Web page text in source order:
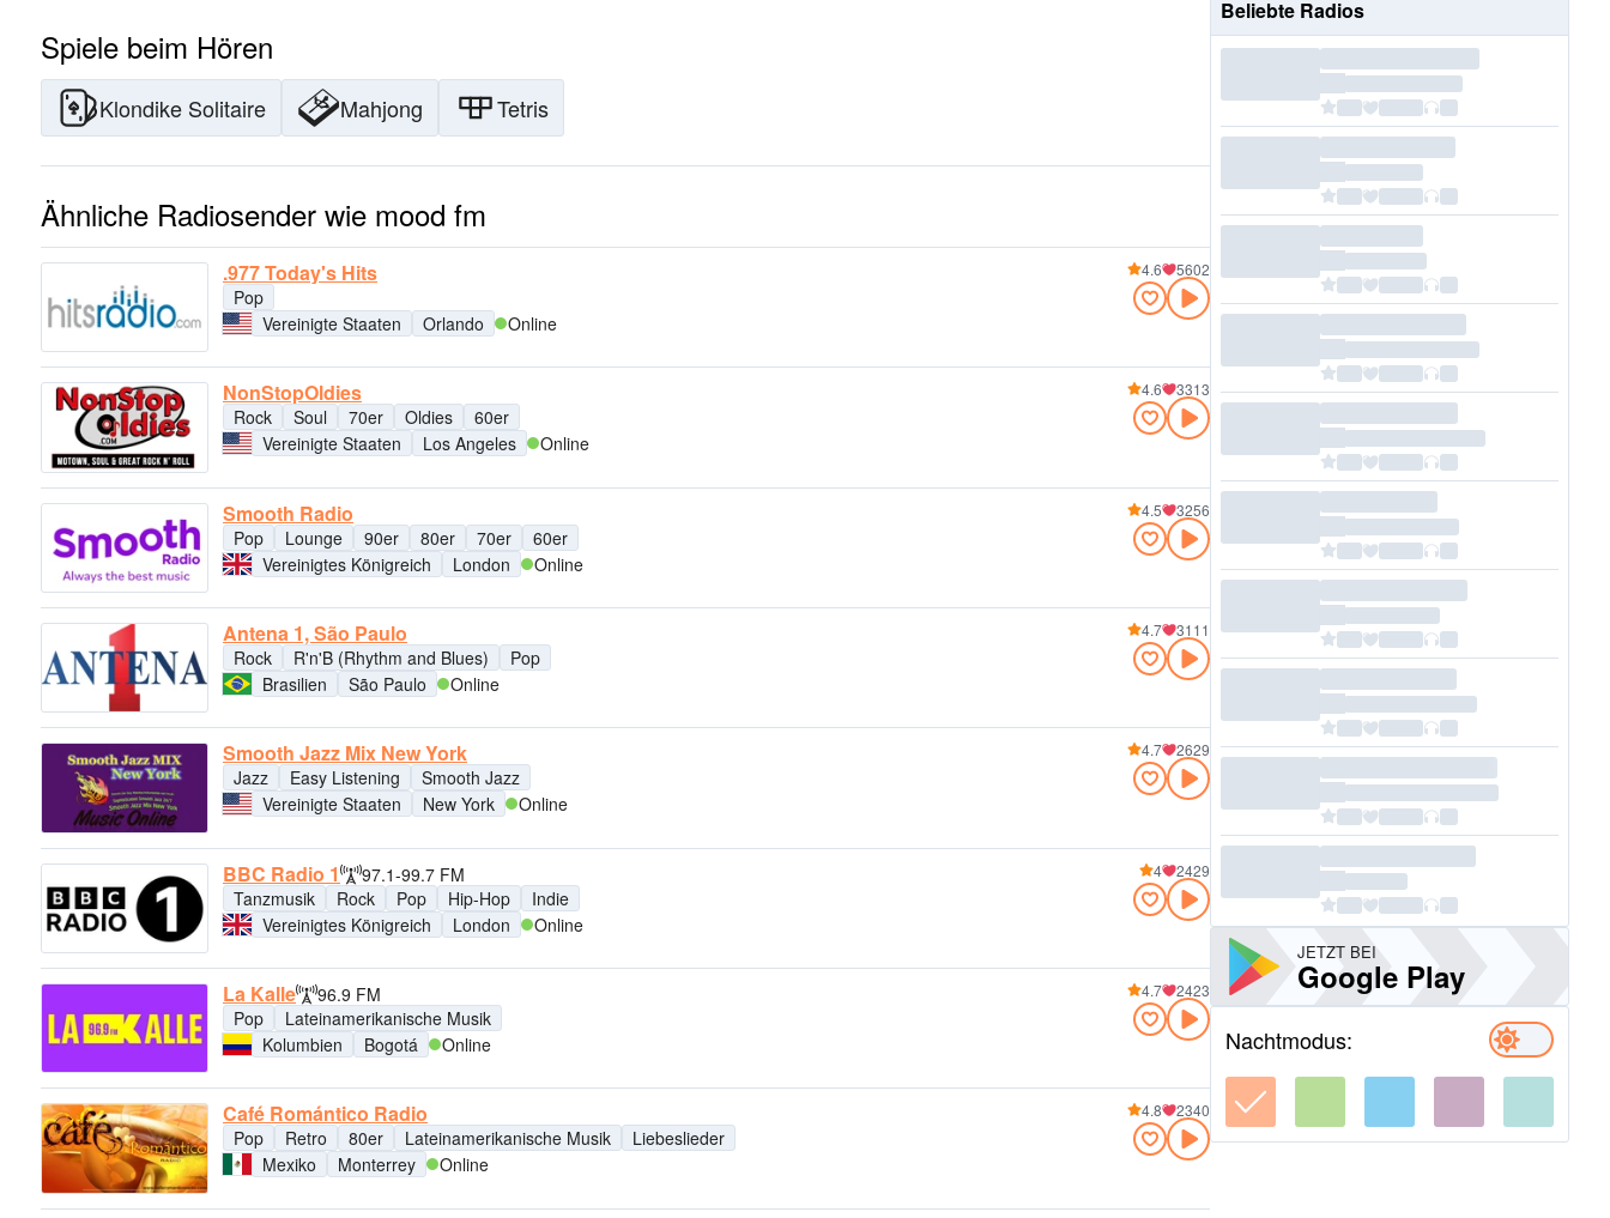
Spiele beim Hören
Klondike Solitaire Mahjong Tetris
Ähnliche Radiosender wie mood fm
.977 Today's Hits
Pop
Vereinigte Staaten
Orlando Online
4.6 5602
NonStopOldies
Rock Soul 70er Oldies
60er
Vereinigte Staaten
Los Angeles Online
4.6 3313
Smooth Radio
Pop Lounge 90er 80er 70er
60er
Vereinigtes Königreich
London Online
4.5 3256
Antena 1, São Paulo
Rock R'n'B (Rhythm and Blues)
Pop
Brasilien
São Paulo Online
4.7 3111
Smooth Jazz Mix New York
Jazz Easy Listening
Smooth Jazz
Vereinigte Staaten
New York Online
4.7 2629
BBC Radio 1
97.1-99.7 FM
Tanzmusik
Rock Pop Hip-Hop
Indie
Vereinigtes Königreich
London Online
4 2429
La Kalle
96.9 FM
Pop
Lateinamerikanische Musik
Kolumbien
Bogotá Online
4.7 2423
Café Romántico Radio
Pop Retro 80er Lateinamerikanische Musik
Liebeslieder
Mexiko
Monterrey Online
4.8 2340
Beliebte Radios
JETZT BEI
Google Play
Nachtmodus: